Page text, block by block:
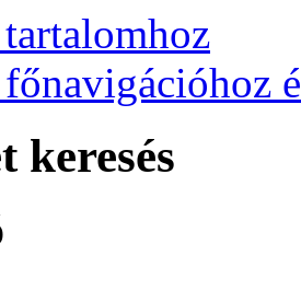
keresés